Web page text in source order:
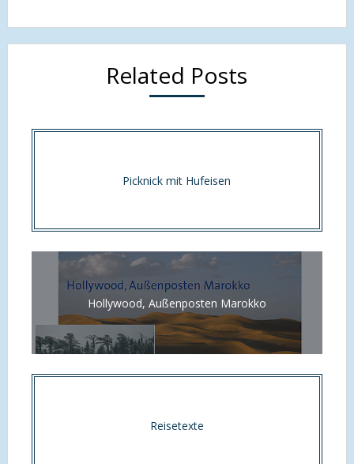
Related Posts
Picknick mit Hufeisen
Hollywood, Außenposten Marokko
Reisetexte